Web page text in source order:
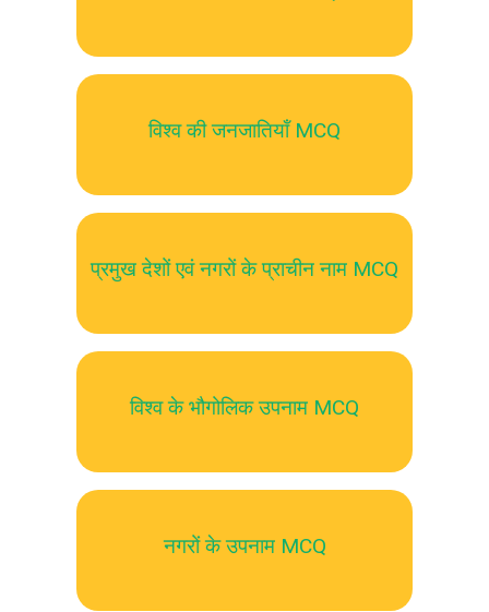
विश्व की जनजातियॉं MCQ
प्रमुख देशों एवं नगरों के प्राचीन नाम MCQ
विश्व के भौगोलिक उपनाम MCQ
नगरों के उपनाम MCQ